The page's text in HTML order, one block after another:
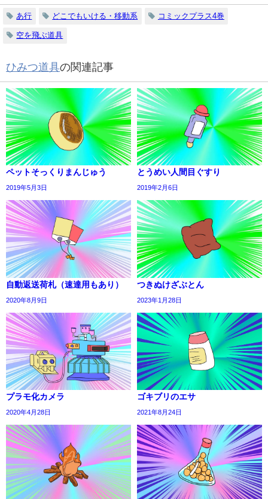
あ行 どこでもいける・移動系 コミックプラス4巻
空を飛ぶ道具
ひみつ道具の関連記事
ペットそっくりまんじゅう
2019年5月3日
とうめい人間目ぐすり
2019年2月6日
自動返送荷札（速達用もあり）
2020年8月9日
つきぬけざぶとん
2023年1月28日
プラモ化カメラ
2020年4月28日
ゴキブリのエサ
2021年8月24日